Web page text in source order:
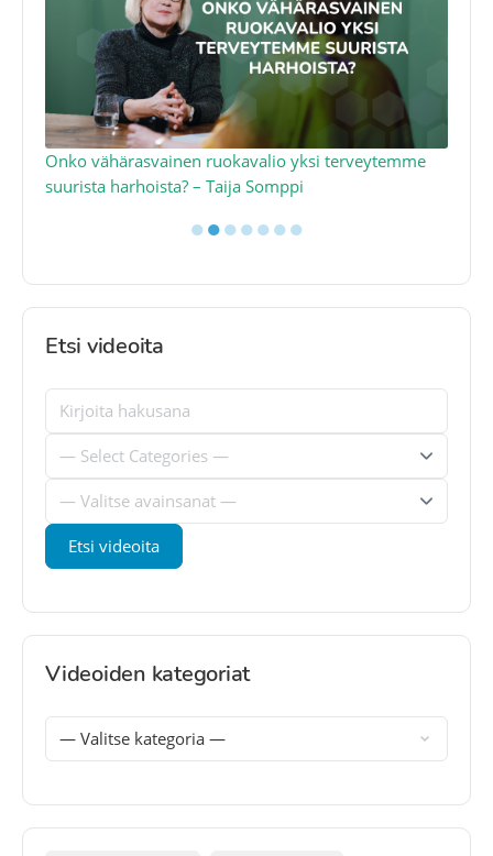
Onko vähärasvainen ruokavalio yksi terveytemme
suurista harhoista? – Taija Somppi
●●●●●●●
Etsi videoita
Videoiden kategoriat